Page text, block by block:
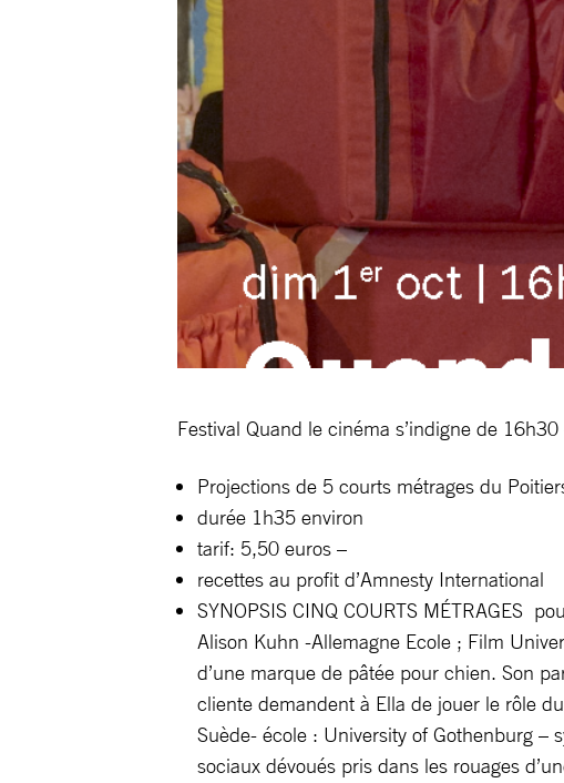
Festival Quand le cinéma s’indigne de
Projections de 5 courts métrages du
durée 1h35 environ
tarif: 5,50 euros –
recettes au profit d’Amnesty International
SYNOPSIS CINQ COURTS MÉTRAGES
Alison Kuhn -Allemagne Ecole ; Film
d’une marque de pâtée pour chien. Son
cliente demandent à Ella de jouer le rôle
Suède- école : University of Gothenburg –
sociaux dévoués pris dans les rouages